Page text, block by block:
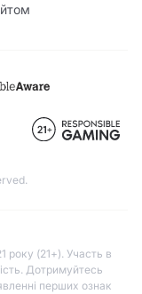
року (21+). Участь в
Дотримуйтесь
перших ознак